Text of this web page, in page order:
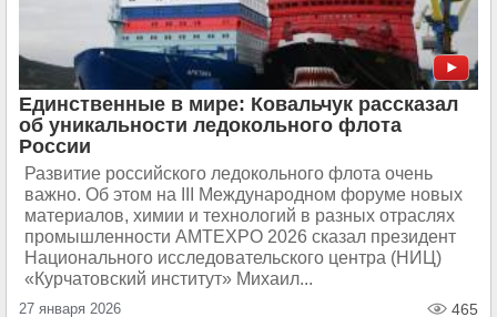
Единственные в мире: Ковальчук рассказал
об уникальности ледокольного флота
России
Развитие российского ледокольного флота очень
важно. Об этом на III Международном форуме новых
материалов, химии и технологий в разных отраслях
промышленности AMTEXPO 2026 сказал президент
Национального исследовательского центра (НИЦ)
«Курчатовский институт» Михаил...
27 января 2026 465